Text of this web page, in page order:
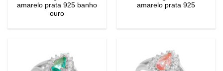
amarelo prata 925 banho
ouro
amarelo prata 925